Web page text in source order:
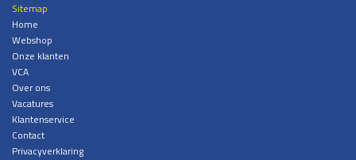
Sitemap
Home
Webshop
Onze klanten
VCA
Over ons
Vacatures
Klantenservice
Contact
Privacyverklaring